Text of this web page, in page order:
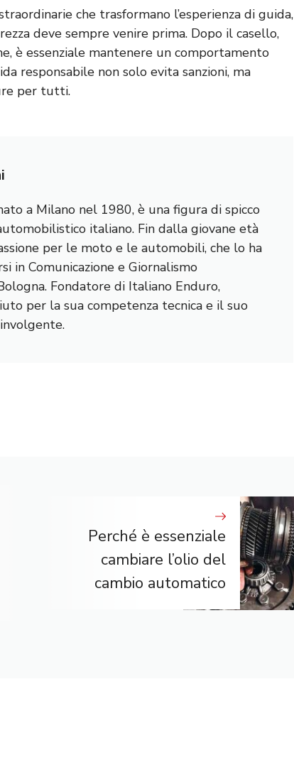
che trasformano l’esperienza di guida,
deve sempre venire prima. Dopo il casello,
è essenziale mantenere un comportamento
responsabile non solo evita sanzioni, ma
per tutti.
a Milano nel 1980, è una figura di spicco
italiano. Fin dalla giovane età
per le moto e le automobili, che lo ha
in Comunicazione e Giornalismo
Fondatore di Italiano Enduro,
per la sua competenza tecnica e il suo
Perché è essenziale
cambiare l’olio del
cambio automatico